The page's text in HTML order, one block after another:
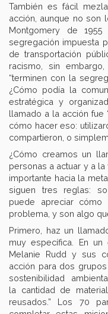
También es fácil
acción, aunque no son
Montgomery de
segregación impuesta
de transportación
racismo, sin
“terminen con la
¿Cómo podía la
estratégica y
llamado a la acción fue
cómo hacer eso:
compartieron, o
¿Cómo creamos un
personas a actuar y a
importante hacia la
siguen tres reglas:
puede apreciar
problema, y son algo
Primero, haz un
muy específica. En
Melanie Rudd y sus
acción para dos
sostenibilidad
la cantidad de
reusados.” Los 70